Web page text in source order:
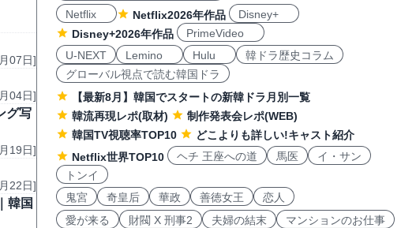
07日]
04日]
グ写
19日]
22日]
韓国
Netflix
Netflix2026年作品
Disney+
Disney+2026年作品
PrimeVideo
U-NEXT
Lemino Hulu
韓ドラ歴史コラム
グローバル視点で読む韓国ドラ
【最新8月】韓国でスタートの新韓ドラ月別一覧
韓流再現レポ(取材)
制作発表会レポ(WEB)
韓国TV視聴率TOP10
どこよりも詳しい!キャスト紹介
Netflix世界TOP10
ヘチ 王座への道 馬医
イ・サン
トンイ
鬼宮
奇皇后 華政 善徳女王
恋人
愛が来る
財閥 X 刑事2 夫婦の結末
マンションのお仕事